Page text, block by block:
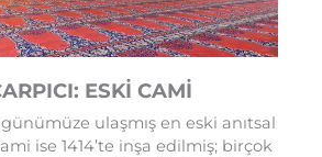
ESKİ CAMİ
ulaşmış en eski anıtsal
ise 1414’te inşa edilmiş; birçok